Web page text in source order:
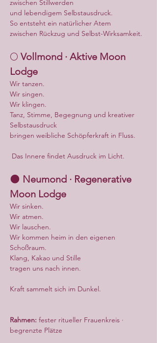
zwischen Stillwerden
und lebendigem Selbstausdruck.
So entsteht ein natürlicher Atem
zwischen Rückzug und Selbst-Wirksamkeit.
🌕 Vollmond · Aktive Moon
Lodge
Wir tanzen.
Wir singen.
Wir klingen.
Tanz, Stimme, Begegnung und kreativer
Selbstausdruck
bringen weibliche Schöpferkraft in Fluss.
Das Innere findet Ausdruck im Licht.
🌑 Neumond · Regenerative
Moon Lodge
Wir sinken.
Wir atmen.
Wir lauschen.
Wir kommen heim in den eigenen
Schoßraum.
Klang, Kakao und Stille
tragen uns nach innen.
Kraft sammelt sich im Dunkel.
Rahmen: fester ritueller Frauenkreis ·
begrenzte Plätze